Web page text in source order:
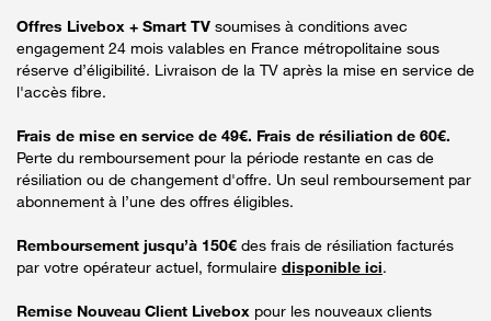
Offres Livebox + Smart TV soumises à conditions avec
engagement 24 mois valables en France métropolitaine sous
réserve d’éligibilité. Livraison de la TV après la mise en service de
l'accès fibre.
Frais de mise en service de 49€. Frais de résiliation de 60€.
Perte du remboursement pour la période restante en cas de
résiliation ou de changement d'offre. Un seul remboursement par
abonnement à l’une des offres éligibles.
Remboursement jusqu’à 150€ des frais de résiliation facturés
par votre opérateur actuel, formulaire disponible ici.
Remise Nouveau Client Livebox pour les nouveaux clients